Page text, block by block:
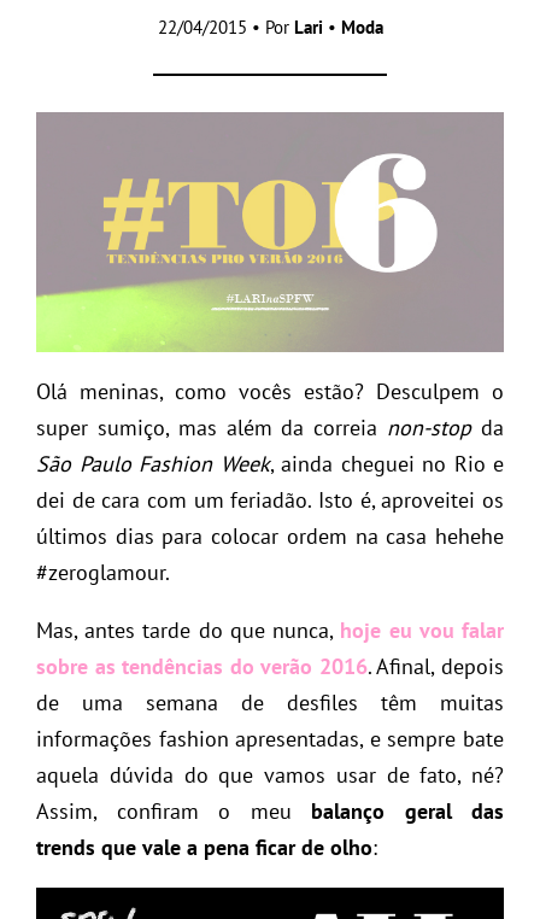
22/04/2015 • Por Lari • Moda
Olá meninas, como vocês estão? Desculpem o
super sumiço, mas além da correia non-stopda
São Paulo Fashion Week, ainda cheguei no Rio e
dei de cara com um feriadão. Isto é, aproveitei os
últimos dias para colocar ordem na casa hehehe
#zeroglamour.
Mas, antes tarde do que nunca, hoje eu vou falar
sobre as tendências do verão 2016. Afinal, depois
de uma semana de desfiles têm muitas
informações fashion apresentadas, e sempre bate
aquela dúvida do que vamos usar de fato, né?
Assim, confiram o meu balanço geral das
trends que vale a pena ficar de olho: